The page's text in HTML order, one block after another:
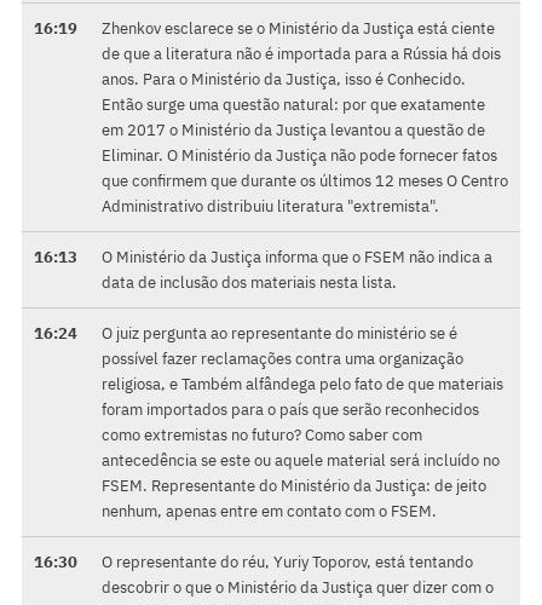
16:19
Zhenkov esclarece se o Ministério da Justiça está ciente
de que a literatura não é importada para a Rússia há dois
anos. Para o Ministério da Justiça, isso é Conhecido.
Então surge uma questão natural: por que exatamente
em 2017 o Ministério da Justiça levantou a questão de
Eliminar. O Ministério da Justiça não pode fornecer fatos
que confirmem que durante os últimos 12 meses O Centro
Administrativo distribuiu literatura "extremista".
16:13
O Ministério da Justiça informa que o FSEM não indica a
data de inclusão dos materiais nesta lista.
16:24
O juiz pergunta ao representante do ministério se é
possível fazer reclamações contra uma organização
religiosa, e Também alfândega pelo fato de que materiais
foram importados para o país que serão reconhecidos
como extremistas no futuro? Como saber com
antecedência se este ou aquele material será incluído no
FSEM. Representante do Ministério da Justiça: de jeito
nenhum, apenas entre em contato com o FSEM.
16:30
O representante do réu, Yuriy Toporov, está tentando
descobrir o que o Ministério da Justiça quer dizer com o